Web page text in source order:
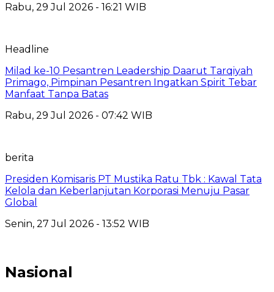
Rabu, 29 Jul 2026 - 16:21 WIB
Headline
Milad ke-10 Pesantren Leadership Daarut Tarqiyah
Primago, Pimpinan Pesantren Ingatkan Spirit Tebar
Manfaat Tanpa Batas
Rabu, 29 Jul 2026 - 07:42 WIB
berita
Presiden Komisaris PT Mustika Ratu Tbk : Kawal Tata
Kelola dan Keberlanjutan Korporasi Menuju Pasar
Global
Senin, 27 Jul 2026 - 13:52 WIB
Nasional